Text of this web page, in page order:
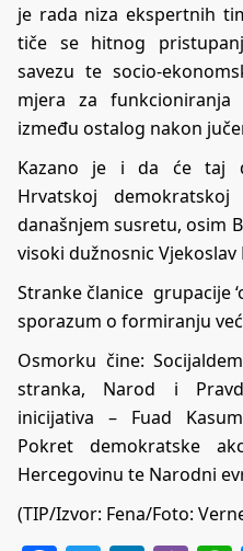
je rada niza ekspertnih
tiče se hitnog
savezu te socio-
mjera za
između ostalog nakon
Kazano je i da će taj
Hrvatskoj
današnjem susretu, osim
visoki dužnosnic
Stranke članice grupacije
sporazum o formiranju
Osmorku čine:
stranka, Narod i
inicijativa – Fuad
Pokret demokratske
Hercegovinu te Narodni
(TIP/Izvor: Fena/Foto: